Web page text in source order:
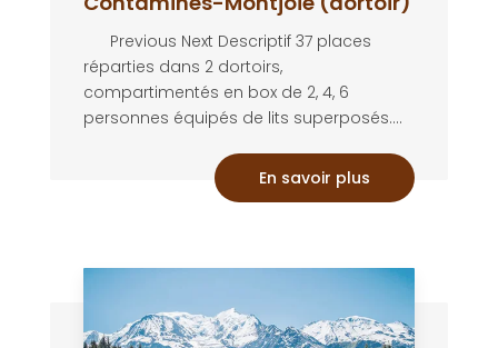
Previous Next Descriptif 37 places
réparties dans 2 dortoirs,
compartimentés en box de 2, 4, 6
personnes équipés de lits superposés....
En savoir plus